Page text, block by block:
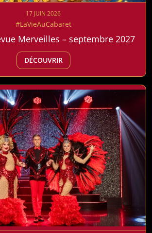
17 JUIN 2026
#LaVieAuCabaret
Merveilles – septembre 2027
DÉCOUVRIR